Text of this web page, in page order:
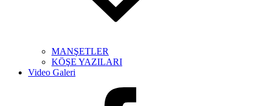
MANŞETLER
KÖŞE YAZILARI
Video Galeri